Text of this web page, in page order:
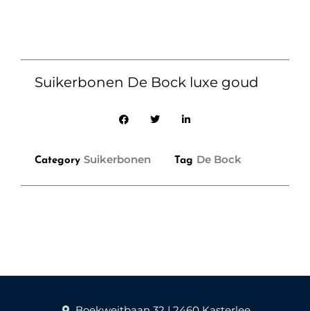
Suikerbonen De Bock luxe goud
Category Suikerbonen Tag De Bock